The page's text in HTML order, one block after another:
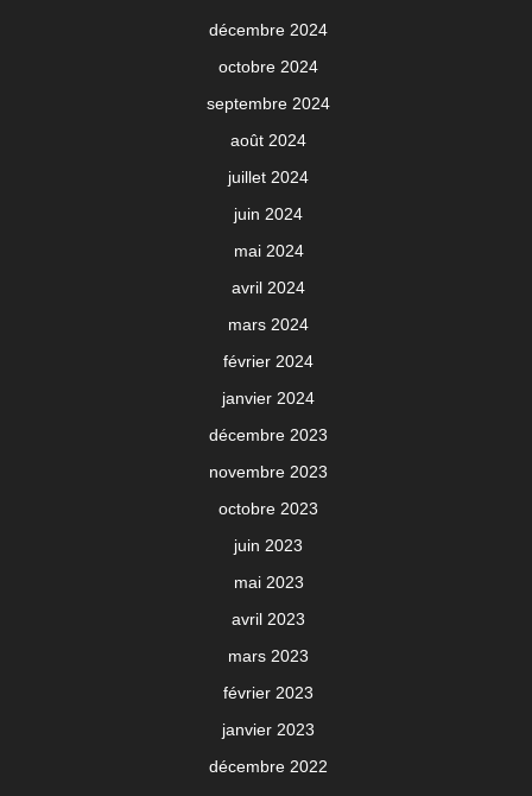
décembre 2024
octobre 2024
septembre 2024
août 2024
juillet 2024
juin 2024
mai 2024
avril 2024
mars 2024
février 2024
janvier 2024
décembre 2023
novembre 2023
octobre 2023
juin 2023
mai 2023
avril 2023
mars 2023
février 2023
janvier 2023
décembre 2022